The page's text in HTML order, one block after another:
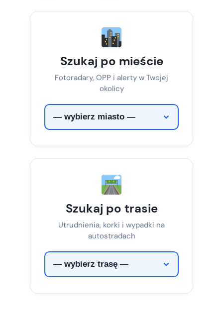
Szukaj po mieście
Fotoradary, OPP i alerty w Twojej
okolicy
Szukaj po trasie
Utrudnienia, korki i wypadki na
autostradach